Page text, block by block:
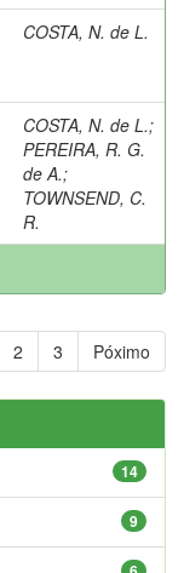
COSTA, N. de L.
COSTA, N. de L.;
PEREIRA, R. G.
de A.;
TOWNSEND, C.
R.
2 3 Póximo
14
9